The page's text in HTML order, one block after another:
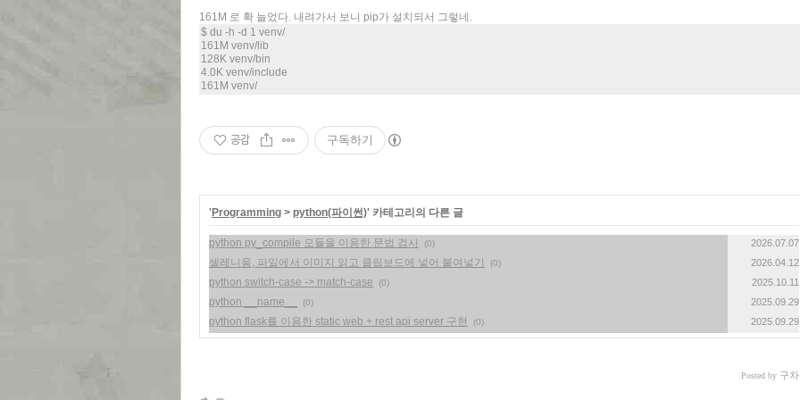
161M 로 확 늘었다. 내려가서 보니 pip가 설치되서 그렇네.
$ du -h -d 1 venv/
161M venv/lib
128K venv/bin
4.0K venv/include
161M venv/
공감 구독하기
'Programming > python(파이썬)' 카테고리의 다른 글
python py_compile 모듈을 이용한 문법 검사 (0) 2026.07.07
셀레니움, 파일에서 이미지 읽고 클립보드에 넣어 붙여넣기 (0) 2026.04.12
python switch-case -> match-case (0) 2025.10.11
python __name__ (0) 2025.09.29
python flask를 이용한 static web + rest api server 구현 (0) 2025.09.29
Posted by 구